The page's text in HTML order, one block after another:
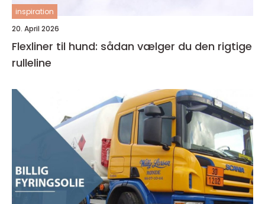
inspiration
20. April 2026
Flexliner til hund: sådan vælger du den rigtige
rulleline